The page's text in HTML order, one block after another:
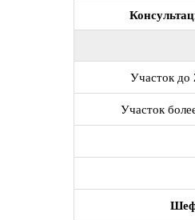
Участок до
Участок